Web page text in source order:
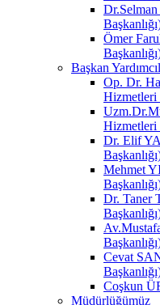
Ömer
Başkan
Op. Dr.
Hizmetleri
Hizmetleri
Dr. Elif
Mehmet
Dr. Taner
Cevat
Coşkun
Müdürlüğümüz